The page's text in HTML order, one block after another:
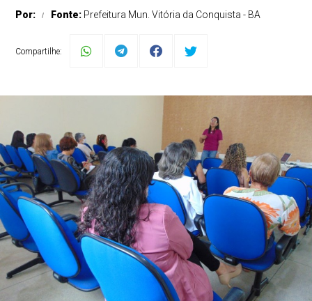
Por:
Fonte: Prefeitura Mun. Vitória da Conquista - BA
Compartilhe: